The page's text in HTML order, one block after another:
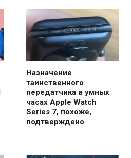
Назначение
таинственного
передатчика в умных
часах Apple Watch
Series 7, похоже,
подтверждено